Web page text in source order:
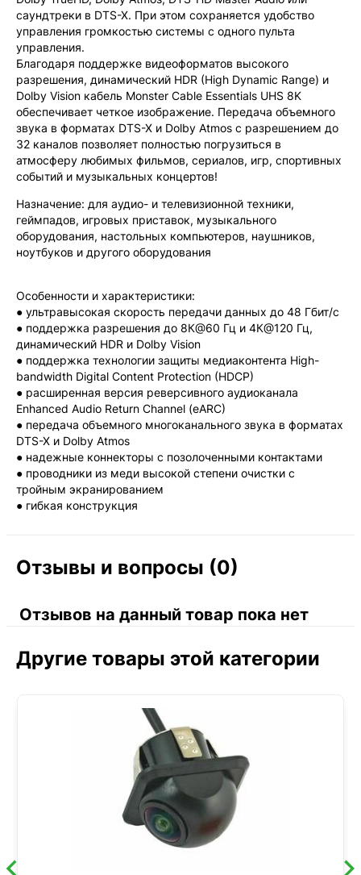
саундтреки в DTS-X. При этом сохраняется удобство
управления громкостью системы с одного пульта
управления.
Благодаря поддержке видеоформатов высокого
разрешения, динамический HDR (High Dynamic Range) и
Dolby Vision кабель Monster Cable Essentials UHS 8K
обеспечивает четкое изображение. Передача объемного
звука в форматах DTS-X и Dolby Atmos с разрешением до
32 каналов позволяет полностью погрузиться в
атмосферу любимых фильмов, сериалов, игр, спортивных
событий и музыкальных концертов!
Назначение: для аудио- и телевизионной техники,
геймпадов, игровых приставок, музыкального
оборудования, настольных компьютеров, наушников,
ноутбуков и другого оборудования
Особенности и характеристики:
● ультравысокая скорость передачи данных до 48 Гбит/с
● поддержка разрешения до 8К@60 Гц и 4К@120 Гц,
динамический HDR и Dolby Vision
● поддержка технологии защиты медиаконтента High-
bandwidth Digital Content Protection (HDCP)
● расширенная версия реверсивного аудиоканала
Enhanced Audio Return Channel (eARC)
● передача объемного многоканального звука в форматах
DTS-X и Dolby Atmos
● надежные коннекторы с позолоченными контактами
● проводники из меди высокой степени очистки с
тройным экранированием
● гибкая конструкция
Отзывы и вопросы (0)
Отзывов на данный товар пока нет
Другие товары этой категории